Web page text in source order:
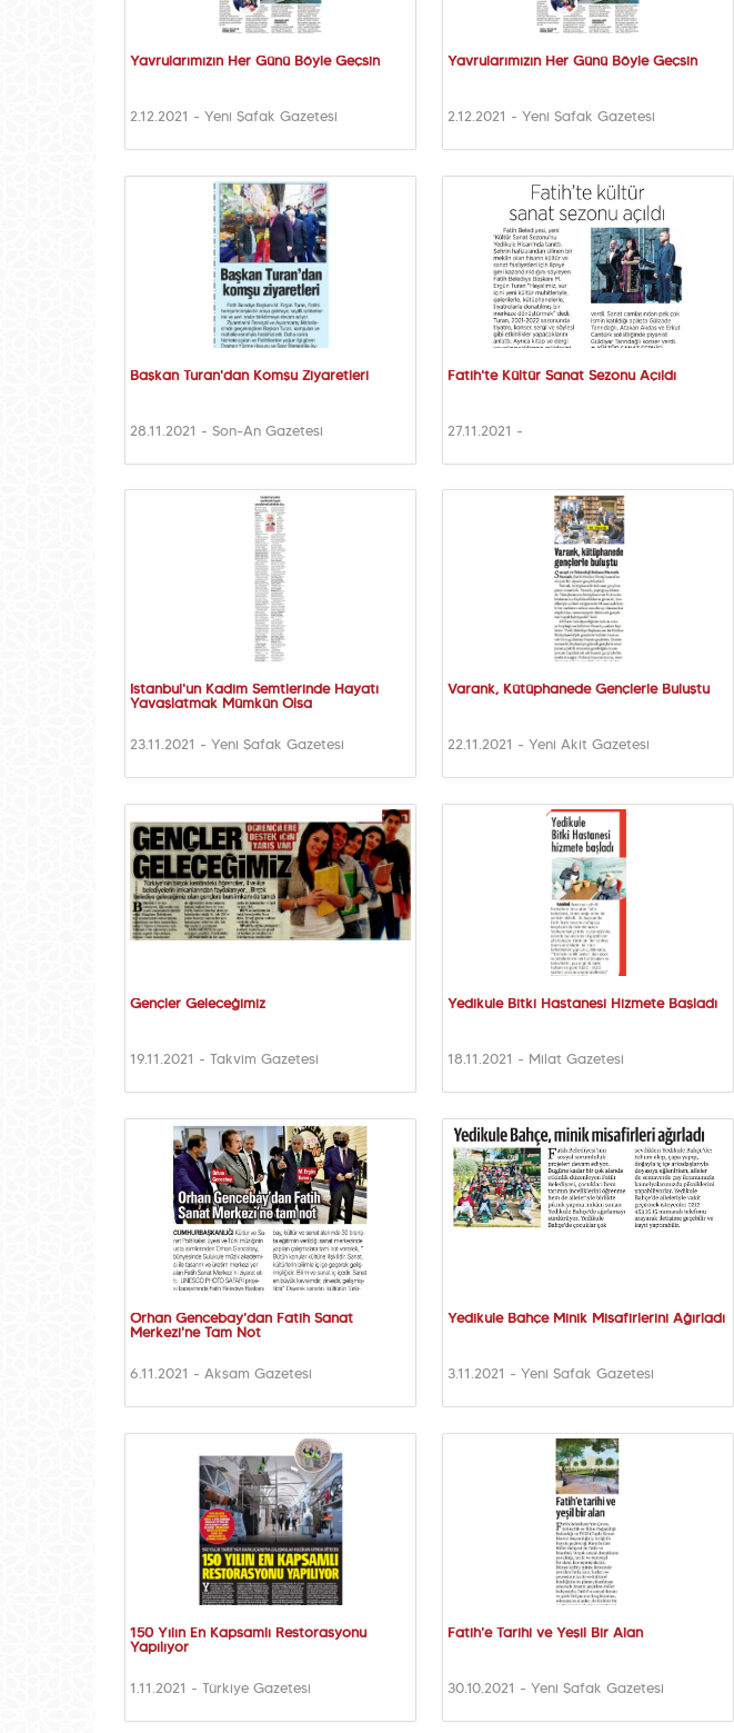
Yavrularımızın Her Günü Böyle Geçsin
2.12.2021 - Yeni Şafak Gazetesi
Yavrularımızın Her Günü Böyle Geçsin
2.12.2021 - Yeni Şafak Gazetesi
Başkan Turan'dan Komşu Ziyaretleri
28.11.2021 - Son-An Gazetesi
Fatih'te Kültür Sanat Sezonu Açıldı
27.11.2021 -
İstanbul'un Kadim Semtlerinde Hayatı
Yavaşlatmak Mümkün Olsa
23.11.2021 - Yeni Şafak Gazetesi
Varank, Kütüphanede Gençlerle Buluştu
22.11.2021 - Yeni Akit Gazetesi
Gençler Geleceğimiz
19.11.2021 - Takvim Gazetesi
Yedikule Bitki Hastanesi Hizmete Başladı
18.11.2021 - Milat Gazetesi
Orhan Gencebay'dan Fatih Sanat
Merkezi'ne Tam Not
6.11.2021 - Akşam Gazetesi
Yedikule Bahçe Minik Misafirlerini Ağırladı
3.11.2021 - Yeni Şafak Gazetesi
150 Yılın En Kapsamlı Restorasyonu
Yapılıyor
1.11.2021 - Türkiye Gazetesi
Fatih'e Tarihi ve Yeşil Bir Alan
30.10.2021 - Yeni Şafak Gazetesi